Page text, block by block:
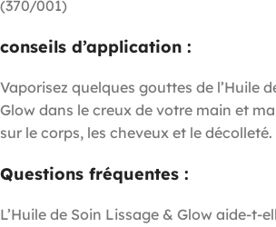
(370/001)
conseils d’application :
Vaporisez quelques gouttes de l’Huile
Glow dans le creux de votre main et
sur le corps, les cheveux et le décolleté.
Questions fréquentes :
L’Huile de Soin Lissage & Glow aide-t-